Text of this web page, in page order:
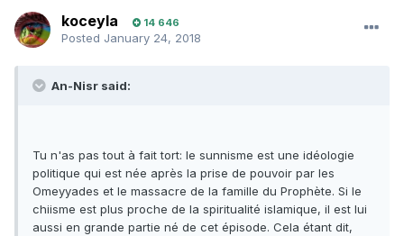
koceyla 14 646
Posted January 24, 2018
An-Nisr said:
Tu n'as pas tout à fait tort: le sunnisme est une idéologie
politique qui est née après la prise de pouvoir par les
Omeyyades et le massacre de la famille du Prophète. Si le
chiisme est plus proche de la spiritualité islamique, il est lui
aussi en grande partie né de cet épisode. Cela étant dit,